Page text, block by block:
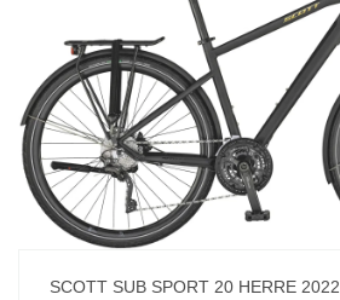
SCOTT SUB SPORT 20 HERRE 2022